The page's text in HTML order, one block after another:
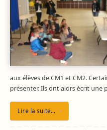
aux élèves de CM1 et CM2.
présenter. Ils ont alors écrit une
Lire la suite…